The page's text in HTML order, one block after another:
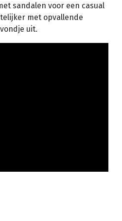
sandalen voor een casual
met opvallende
uit.